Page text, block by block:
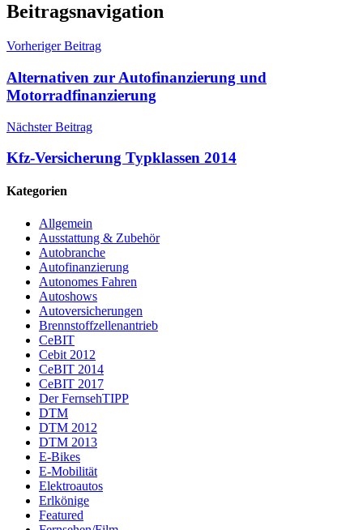
Beitragsnavigation
Vorheriger Beitrag
Alternativen zur Autofinanzierung und
Motorradfinanzierung
Nächster Beitrag
Kfz-Versicherung Typklassen 2014
Kategorien
Allgemein
Ausstattung & Zubehör
Autobranche
Autofinanzierung
Autonomes Fahren
Autoshows
Autoversicherungen
Brennstoffzellenantrieb
CeBIT
Cebit 2012
CeBIT 2014
CeBIT 2017
Der FernsehTIPP
DTM
DTM 2012
DTM 2013
E-Bikes
E-Mobilität
Elektroautos
Erlkönige
Featured